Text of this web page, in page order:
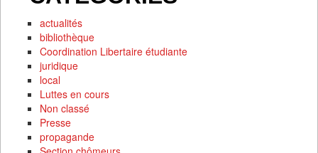
actualités
bibliothèque
Coordination Libertaire étudiante
juridique
local
Luttes en cours
Non classé
Presse
propagande